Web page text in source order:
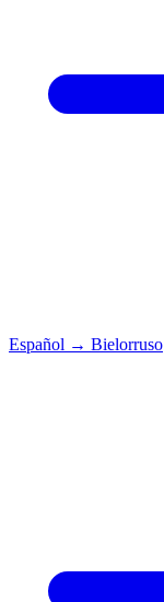
Español → Bielorruso